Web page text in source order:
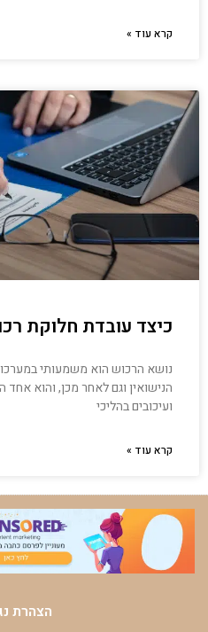
קרא עוד »
כיצד עובדת חלוקת
נושא הרכוש הוא משמעותי
הנישואין וגם לאחר מכן, והוא אחד
ועיכובים בהליכי
קרא עוד »
הצהרת